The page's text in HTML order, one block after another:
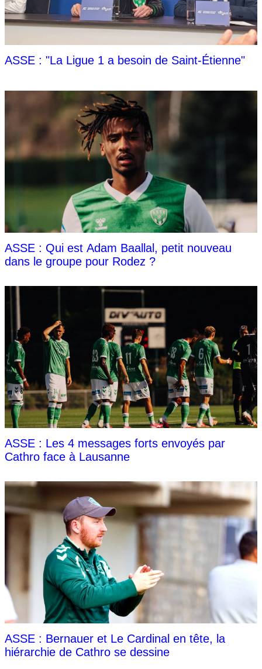
ASSE : "La Ligue 1 a besoin de Saint-Étienne"
ASSE : Qui est Adam Baallal, petit nouveau
dans le groupe pour Rodez ?
ASSE : Les 4 messages forts envoyés par
Cathro face à Lausanne
ASSE : Bernauer et Le Cardinal en tête, la
hiérarchie de Cathro se dessine